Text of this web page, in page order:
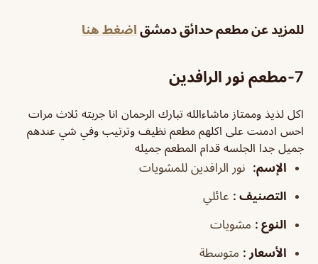
للمزيد عن مطعم حدائق دمشق اضغط هنا
7- مطعم نور الرافدين
اكل لذيذ وممتاز ماشاءالله تبارك الرحمان انا جربته ثلاث مرات
احس ادمنت على اكلهم مطعم نظيف وترتيب وفي شي عندهم
جميل جدا الجلسه قدام المطعم جميله
الإسم: نور الرافدين للمشويات
التصنيف : عائلي
النوع : مشويات
الأسعار : متوسطة